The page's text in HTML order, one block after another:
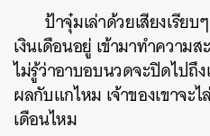
ป้าจุ๋มเล่าด้วยเสียงเรียบ
เงินเดือนอยู่ เข้ามาทำความ
ไม่รู้ว่าอาบอบนวดจะปิดไปถึ
ผลกับแกไหม เจ้าของเขาจะ
เดือนไหม